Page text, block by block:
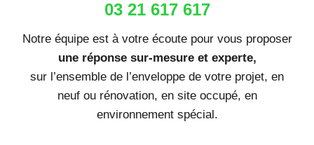
03 21 617 617
Notre équipe est à votre écoute pour vous proposer
une réponse sur-mesure et experte,
sur l’ensemble de l’enveloppe de votre projet, en
neuf ou rénovation, en site occupé, en
environnement spécial.